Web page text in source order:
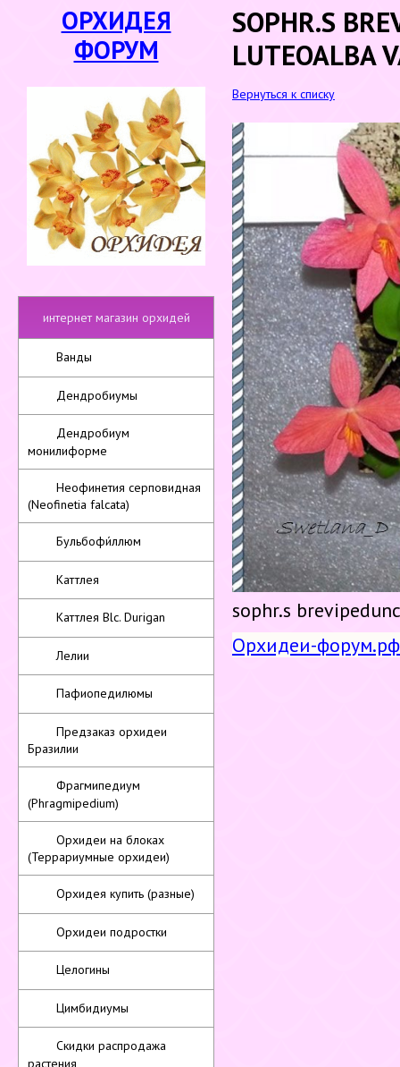
ОРХИДЕЯ
ФОРУМ
интернет магазин орхидей
Ванды
Дендробиумы
Дендробиум
монилиформе
Неофинетия серповидная
(Neofinetia falcata)
Бульбофи́ллюм
Каттлея
Каттлея Blc. Durigan
Лелии
Пафиопедилюмы
Предзаказ орхидеи
Бразилии
Фрагмипедиум
(Phragmipedium)
Орхидеи на блоках
(Террариумные орхидеи)
Орхидея купить (разные)
Орхидеи подростки
Целогины
Цимбидиумы
Скидки распродажа
растения
SOPHR.S
LUTEOALBA
Вернуться к списку
sophr.s
Орхидеи-форум.рф